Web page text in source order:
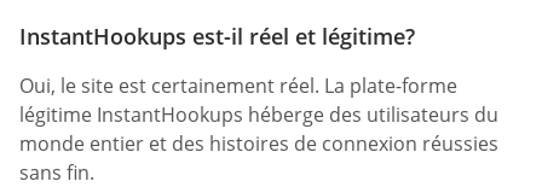
InstantHookups est-il réel et légitime?
Oui, le site est certainement réel. La plate-forme
légitime InstantHookups héberge des utilisateurs du
monde entier et des histoires de connexion réussies
sans fin.